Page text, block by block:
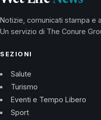
Notizie, comunicati stampa e
Un servizio di The Conure
SEZIONI
Salute
Turismo
Eventi e Tempo Libero
Sport